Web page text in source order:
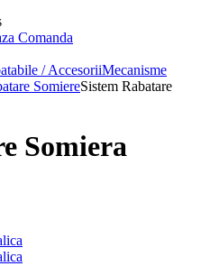
Comanda
/ AccesoriiMecanisme
SomiereSistem Rabatare
Somiera